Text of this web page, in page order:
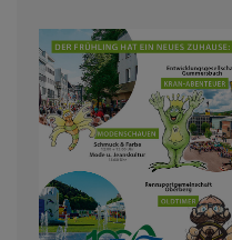
Unternehmen
Dabei sein
Mitgliedschaften
Mediadaten